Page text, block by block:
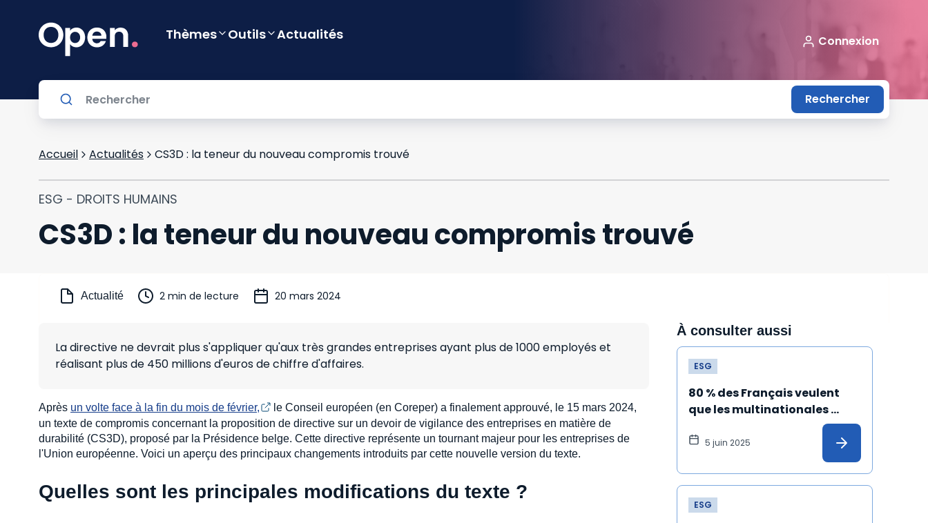
Thèmes Outils Actualités Connexion
Rechercher
Accueil Actualités CS3D : la teneur du nouveau compromis trouvé
ESG - DROITS HUMAINS
CS3D : la teneur du nouveau compromis trouvé
Actualité 2 min de lecture 20 mars 2024
La directive ne devrait plus s'appliquer qu'aux très grandes entreprises ayant plus de 1000 employés et
réalisant plus de 450 millions d'euros de chiffre d'affaires.
Après un volte face à la fin du mois de février,
le Conseil européen (en Coreper) a finalement approuvé, le 15 mars 2024,
un texte de compromis concernant la proposition de directive sur un devoir de vigilance des entreprises en matière de
durabilité (CS3D), proposé par la Présidence belge. Cette directive représente un tournant majeur pour les entreprises de
l'Union européenne. Voici un aperçu des principaux changements introduits par cette nouvelle version du texte.
Quelles sont les principales modifications du texte ?
À consulter aussi
ESG
80 % des Français veulent
que les multinationales
s'engagent dans le respect
du climat et des droits
5 juin 2025
ESG